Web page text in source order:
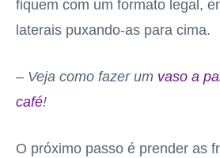
fiquem com um formato legal,
laterais puxando-as para cima.
– Veja como fazer um vaso a
café!
O próximo passo é prender as